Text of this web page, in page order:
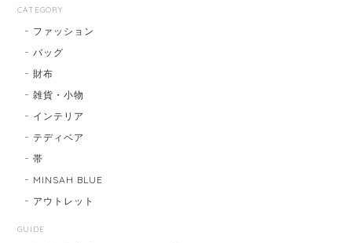
CATEGORY
ファッション
バッグ
財布
雑貨・小物
インテリア
テディベア
帯
MINSAH BLUE
アウトレット
GUIDE